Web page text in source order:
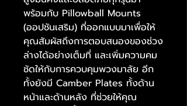
พร้อมกับ Pillowball Mounts
(ออปชันเสริม) ที่ออกแบบมาเพื่อให้
คุณสัมผัสถึงการตอบสนองของช่วง
ล่างได้อย่างเต็มที่ และเพิ่มความคม
ชัดให้กับการควบคุมพวงมาลัย อีก
ทั้งยังมี Camber Plates ทั้งด้าน
หน้าและด้านหลัง ที่ช่วยให้คุณ